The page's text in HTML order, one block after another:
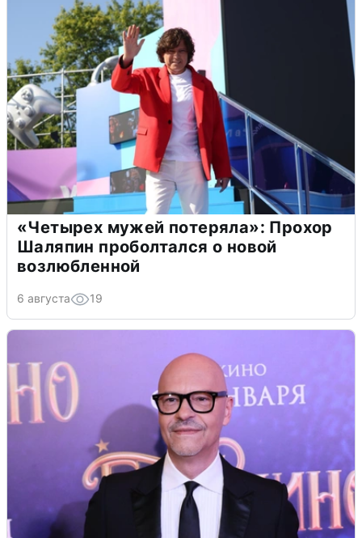
«Четырех мужей потеряла»: Прохор
Шаляпин проболтался о новой
возлюбленной
6 августа 19